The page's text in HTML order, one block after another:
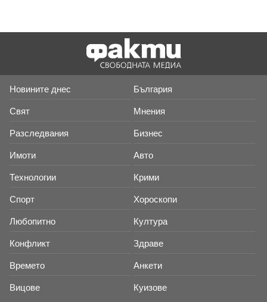
Новините днес България
Свят Мнения
Разследвания Бизнес
Имоти Авто
Технологии Крими
Спорт Хороскопи
Любопитно Култура
Конфликт Здраве
Времето Анкети
Вицове Куизове